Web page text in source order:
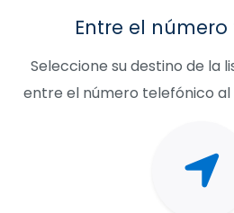
Entre el
Seleccione su destino de la
entre el número telefónico